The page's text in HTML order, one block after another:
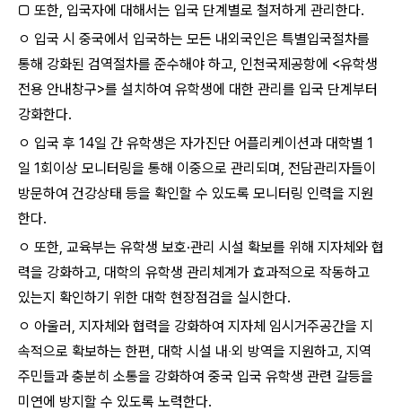
□ 또한, 입국자에 대해서는 입국 단계별로 철저하게 관리한다.
ㅇ 입국 시 중국에서 입국하는 모든 내외국인은 특별입국절차를
통해 강화된 검역절차를 준수해야 하고, 인천국제공항에 <유학생
전용 안내창구>를 설치하여 유학생에 대한 관리를 입국 단계부터
강화한다.
ㅇ 입국 후 14일 간 유학생은 자가진단 어플리케이션과 대학별 1
일 1회이상 모니터링을 통해 이중으로 관리되며, 전담관리자들이
방문하여 건강상태 등을 확인할 수 있도록 모니터링 인력을 지원
한다.
ㅇ 또한, 교육부는 유학생 보호·관리 시설 확보를 위해 지자체와 협
력을 강화하고, 대학의 유학생 관리체계가 효과적으로 작동하고
있는지 확인하기 위한 대학 현장점검을 실시한다.
ㅇ 아울러, 지자체와 협력을 강화하여 지자체 임시거주공간을 지
속적으로 확보하는 한편, 대학 시설 내‧외 방역을 지원하고, 지역
주민들과 충분히 소통을 강화하여 중국 입국 유학생 관련 갈등을
미연에 방지할 수 있도록 노력한다.